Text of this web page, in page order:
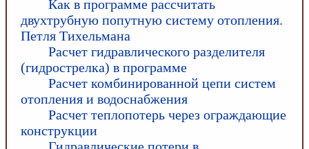
Как в программе рассчитать
двухтрубную попутную систему отопления.
Петля Тихельмана
Расчет гидравлического разделителя
(гидрострелка) в программе
Расчет комбинированной цепи систем
отопления и водоснабжения
Расчет теплопотерь через ограждающие
конструкции